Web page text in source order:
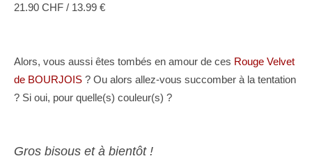
21.90 CHF / 13.99 €
Alors, vous aussi êtes tombés en amour de ces Rouge Velvet
de BOURJOIS ? Ou alors allez-vous succomber à la tentation
? Si oui, pour quelle(s) couleur(s) ?
Gros bisous et à bientôt !